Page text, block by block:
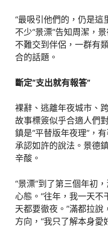
“最吸引他們的，仍是這
不少“景漂”告知周潔，
不難交到伴侶，一群有
合的話題。
斷定“支出就有報答”
裸辭、逃離年夜城市、
故事標簽似乎合適人們
鎮是“平替版年夜理”，
承認如許的說法。景德
辛酸。
“景漂”到了第三個年初
心態。“往年，我一天
天都要徹夜。”滿都拉
方向，“我只了解本身